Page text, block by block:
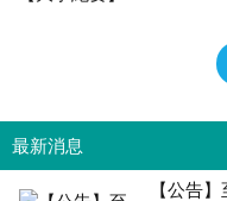
最新消息
【公告